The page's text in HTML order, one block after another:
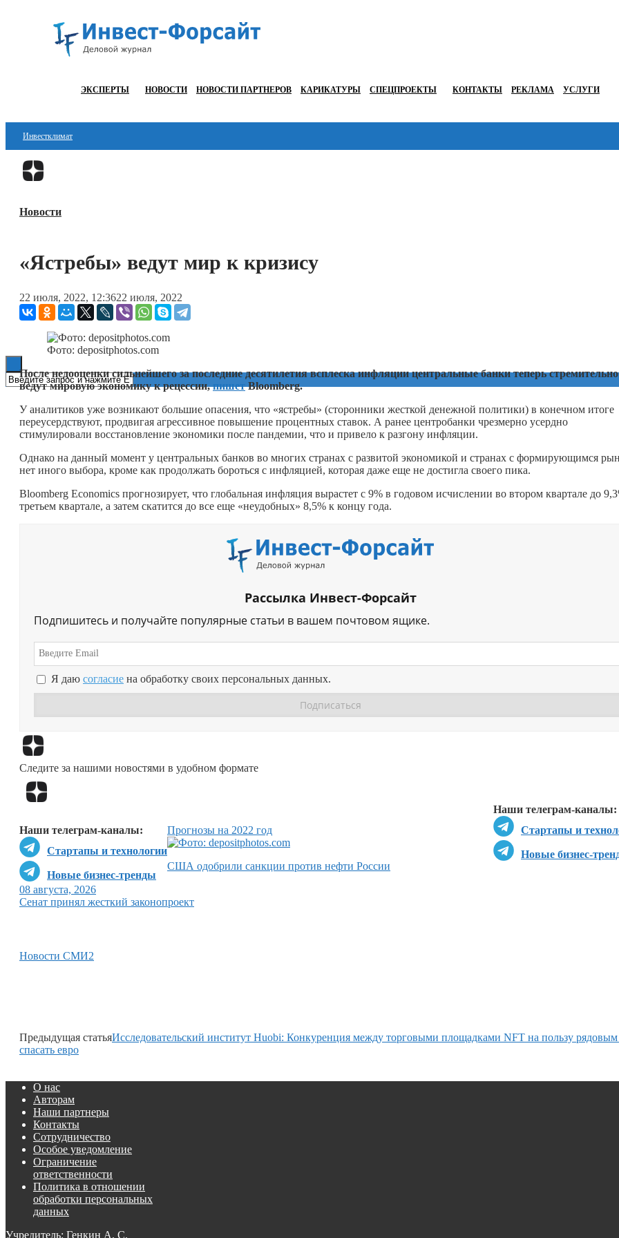
ЭКСПЕРТЫ НОВОСТИ НОВОСТИ ПАРТНЕРОВ КАРИКАТУРЫ СПЕЦПРОЕКТЫ КОНТАКТЫ РЕКЛАМА УСЛУГИ
Инвестклимат
Финансы
Блокчейн
ESG
Новости
«Ястребы» ведут мир к кризису
22 июля, 2022, 12:3622 июля, 2022
Фото: depositphotos.com
После недооценки сильнейшего за последние десятилетия всплеска инфляции центральные банки теперь стремительно
ведут мировую экономику к рецессии,пишетBloomberg.
У аналитиков уже возникают большие опасения, что «ястребы» (сторонники жесткой денежной политики) в конечном итоге
переусердствуют, продвигая агрессивное повышение процентных ставок. А ранее центробанки чрезмерно усердно
стимулировали восстановление экономики после пандемии, что и привело к разгону инфляции.
Однако на данный момент у центральных банков во многих странах с развитой экономикой и странах с формирующимся
нет иного выбора, кроме как продолжать бороться с инфляцией, которая даже еще не достигла своего пика.
Bloomberg Economics прогнозирует, что глобальная инфляция вырастет с 9% в годовом исчислении во втором квартале до
третьем квартале, а затем скатится до все еще «неудобных» 8,5% к концу года.
Рассылка Инвест-Форсайт
Подпишитесь и получайте популярные статьи в вашем почтовом ящике.
Я даю согласие на обработку своих персональных данных.
Следите за нашими новостями в удобном формате
Наши телеграм-каналы:
Стартапы и
Новые бизнес-
Наши телеграм-каналы:
Стартапы и технологии
Новые бизнес-тренды
Прогнозы на 2022 год
США одобрили санкции против нефти России
08 августа, 2026
Сенат принял жесткий законопроект
Новости СМИ2
Предыдущая статьяИсследовательский институт Huobi: Конкуренция между торговыми площадками NFT на пользу
спасать евро
О нас
Авторам
Наши партнеры
Контакты
Сотрудничество
Особое уведомление
Ограничение
ответственности
Политика в отношении
обработки персональных
данных
Учредитель: Генкин А. С.